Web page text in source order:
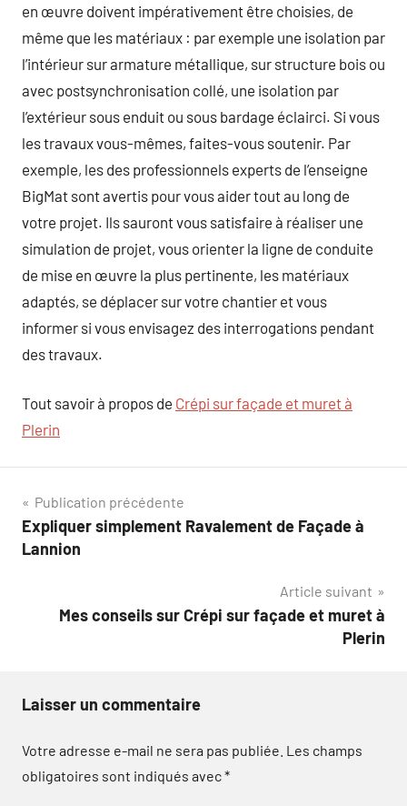
en œuvre doivent impérativement être choisies, de
même que les matériaux : par exemple une isolation par
l’intérieur sur armature métallique, sur structure bois ou
avec postsynchronisation collé, une isolation par
l’extérieur sous enduit ou sous bardage éclairci. Si vous
les travaux vous-mêmes, faites-vous soutenir. Par
exemple, les des professionnels experts de l’enseigne
BigMat sont avertis pour vous aider tout au long de
votre projet. Ils sauront vous satisfaire à réaliser une
simulation de projet, vous orienter la ligne de conduite
de mise en œuvre la plus pertinente, les matériaux
adaptés, se déplacer sur votre chantier et vous
informer si vous envisagez des interrogations pendant
des travaux.
Tout savoir à propos de Crépi sur façade et muret à
Plerin
Navigation
de
Publication précédente
Expliquer simplement Ravalement de Façade à
Lannion
Article suivant
Mes conseils sur Crépi sur façade et muret à
Plerin
Laisser un commentaire
Votre adresse e-mail ne sera pas publiée. Les champs
obligatoires sont indiqués avec*